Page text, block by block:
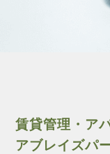
賃貸管理・ア
アブレイズパ